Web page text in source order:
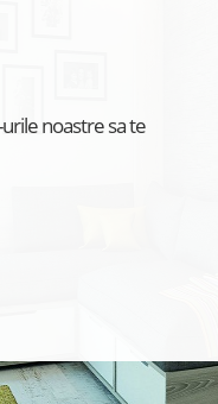
noastre sa te